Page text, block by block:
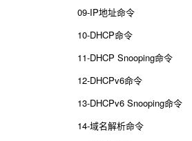
09-IP地址命令
10-DHCP命令
11-DHCP Snooping命令
12-DHCPv6命令
13-DHCPv6 Snooping命令
14-域名解析命令